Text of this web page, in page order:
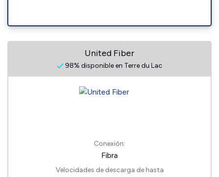
United Fiber
98% disponible en Terre du Lac
Conexión:
Fibra
Velocidades de descarga de hasta